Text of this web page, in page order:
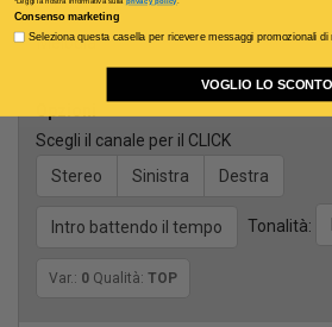
Melodia
Scegli il canale per il CLICK
Stereo
Sinistra Destra
Intro battendo il tempo Tonalità:
Var.: 0 Qualità: TOP
Consenso marketing
Seleziona questa casella per ricevere messaggi promozionali di
VOGLIO LO SCONTO